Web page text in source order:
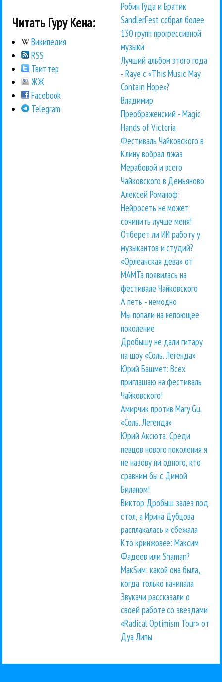
Читать Гуру Кена:
Википедия
RSS
Твиттер
ЖЖ
Facebook
Telegram
Робин Гуда и Братик
SandlerFest собрал более
130 групп прогрессивной
музыки
Лучший альбом этого года
- Raye с «This Music May
Contain Hope»?
Владимир
Преображенский - Magic
Hands of Victoria
Фестиваль Чайковского в
Клину вобрал джаз
Мерабовой и всего
Чайковского в Демьяново
Алексей Романоф:
Нейросеть не может
сочинить лучше меня!
Отберет ли ИИ работу у
музыкантов и студий?
«Орлеанская дева» от
МАМТа появилась на
фестивале Чайковского
А петь - немодно
Мы попали на непоющее
поколение
Дробышу не дали гитару
на шоу «Соль. Легенда»
Юрий Башмет: Всех
приглашаю на фестиваль
Чайковского!
Амирчик против Mary Gu.
«Соль. Легенда»
Юрий Аксюта: Среди
певцов нового поколения я
не назову ни одного, кто
сравним бы с Димой
Биланом!
Виктор Дробыш залез под
стол, а Ирина Дубцова
расплакалась и сбежала
Кто кринжовее: Максим
Фадеев или Shaman?
МакSим: какой она была,
когда только начинала
Звукачи рассказали о
своей работе со звездами
«Radical Optimism Tour» от
Дуа Липы